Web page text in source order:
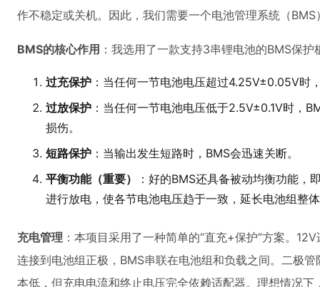
作不稳定或关机。因此，我们需要一个电池管理系统（
BMS的核心作用 ：我选用了一款支持3串锂电池的BMS保
过充保护 ：当任何一节电池电压超过4.25V±0.05V时
过放保护 ：当任何一节电池电压低于2.5V±0.1V时，
损伤。
短路保护 ：当输出发生短路时，BMS会迅速关断。
平衡功能（重要）
：好的BMS还具备被动均衡功能，
进行放电，使各节电池电压趋于一致，延长电池组整
充电管理 ：本项目采用了一种简单的“直充+保护”方案。
连接到电池组正极，BMS串联在电池组和负载之间。二极
本低，但充电电流和终止电压完全依赖适配器。理想情况